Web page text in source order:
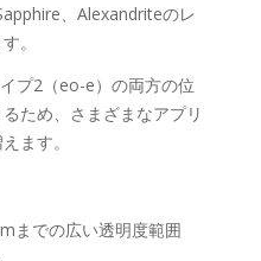
、Alexandriteのレ
。
プ2（eo-e）の両方の位
ため、さまざまなアプリ
ます。
までの広い透明度範囲